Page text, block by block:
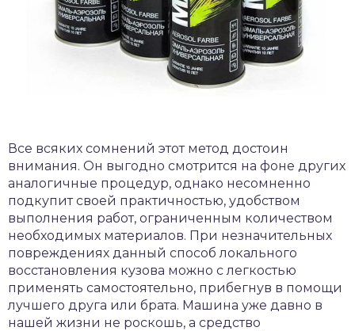
Все всяких сомнений этот метод достоин
внимания. Он выгодно смотрится на фоне других
аналогичные процедур, однако несомненно
подкупит своей практичностью, удобством
выполнения работ, ограниченным количеством
необходимых материалов. При незначительных
повреждениях данный способ локального
восстановления кузова можно с легкостью
применять самостоятельно, прибегнув в помощи
лучшего друга или брата. Машина уже давно в
нашей жизни не роскошь, а средство